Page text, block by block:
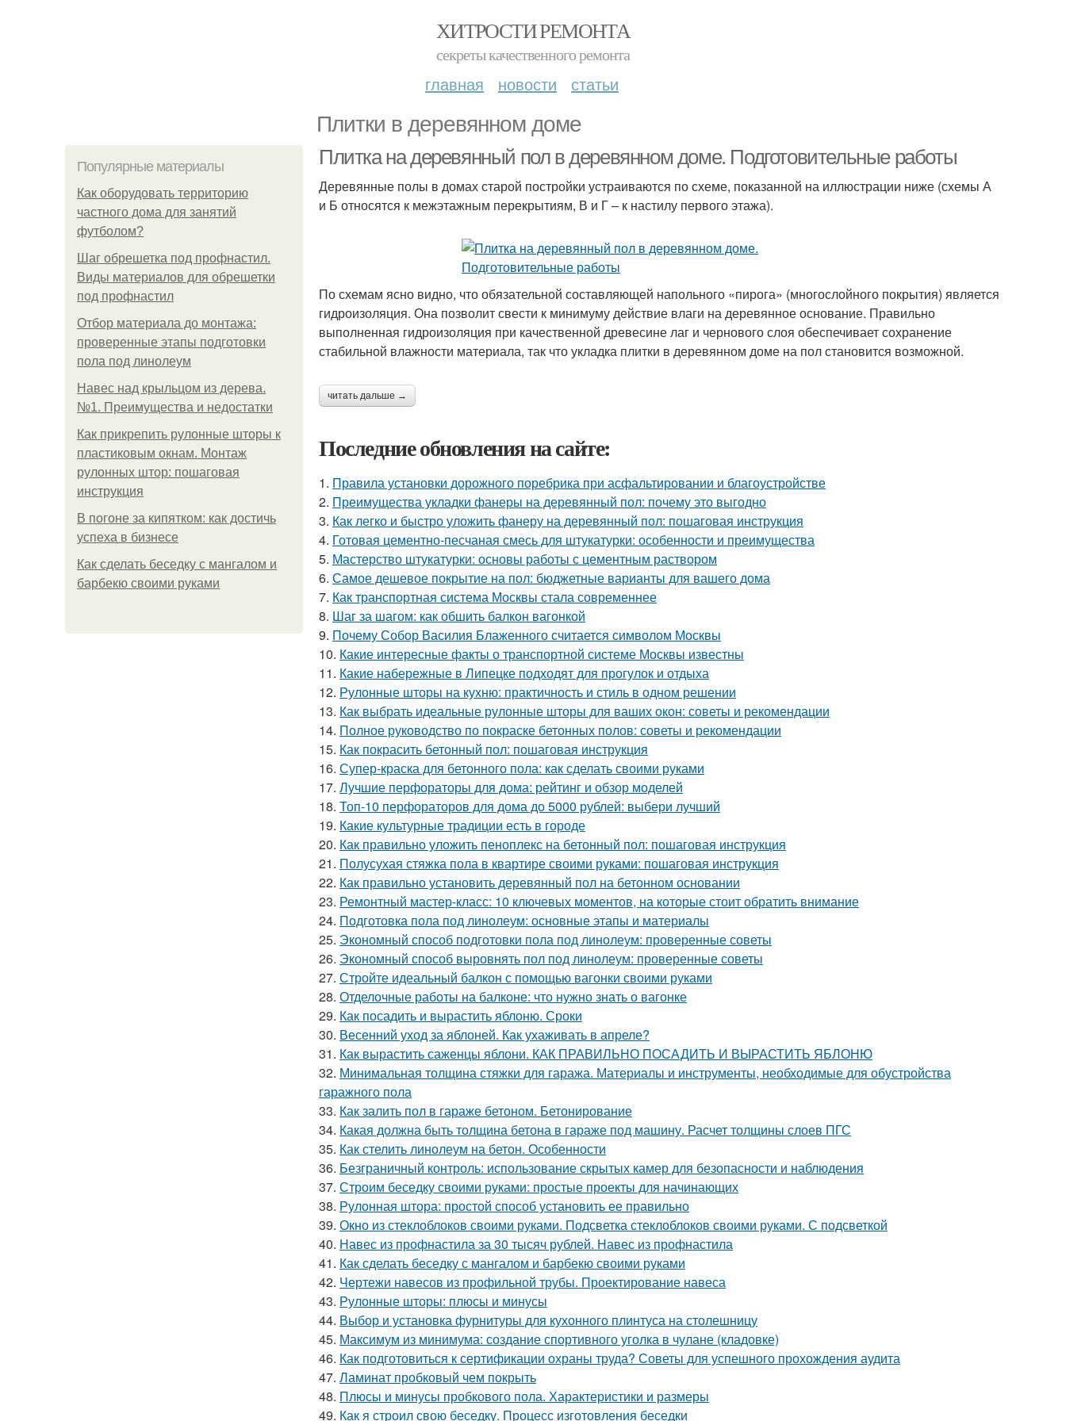
ХИТРОСТИ РЕМОНТА
секреты качественного ремонта
главная новости статьи
Плитки в деревянном доме
Популярные материалы
Как оборудовать территорию
частного дома для занятий
футболом?
Шаг обрешетка под профнастил.
Виды материалов для обрешетки
под профнастил
Отбор материала до монтажа:
проверенные этапы подготовки
пола под линолеум
Навес над крыльцом из дерева.
№1. Преимущества и недостатки
Как прикрепить рулонные шторы к
пластиковым окнам. Монтаж
рулонных штор: пошаговая
инструкция
В погоне за кипятком: как достичь
успеха в бизнесе
Как сделать беседку с мангалом и
барбекю своими руками
Плитка на деревянный пол в деревянном доме. Подготовительные работы
Деревянные полы в домах старой постройки устраиваются по схеме, показанной на иллюстрации ниже (схемы А
и Б относятся к межэтажным перекрытиям, В и Г – к настилу первого этажа).
По схемам ясно видно, что обязательной составляющей напольного «пирога» (многослойного покрытия) является
гидроизоляция. Она позволит свести к минимуму действие влаги на деревянное основание. Правильно
выполненная гидроизоляция при качественной древесине лаг и чернового слоя обеспечивает сохранение
стабильной влажности материала, так что укладка плитки в деревянном доме на пол становится возможной.
читать дальше →
Последние обновления на сайте:
1. Правила установки дорожного поребрика при асфальтировании и благоустройстве
2. Преимущества укладки фанеры на деревянный пол: почему это выгодно
3. Как легко и быстро уложить фанеру на деревянный пол: пошаговая инструкция
4. Готовая цементно-песчаная смесь для штукатурки: особенности и преимущества
5. Мастерство штукатурки: основы работы с цементным раствором
6. Самое дешевое покрытие на пол: бюджетные варианты для вашего дома
7. Как транспортная система Москвы стала современнее
8. Шаг за шагом: как обшить балкон вагонкой
9. Почему Собор Василия Блаженного считается символом Москвы
10. Какие интересные факты о транспортной системе Москвы известны
11. Какие набережные в Липецке подходят для прогулок и отдыха
12. Рулонные шторы на кухню: практичность и стиль в одном решении
13. Как выбрать идеальные рулонные шторы для ваших окон: советы и рекомендации
14. Полное руководство по покраске бетонных полов: советы и рекомендации
15. Как покрасить бетонный пол: пошаговая инструкция
16. Супер-краска для бетонного пола: как сделать своими руками
17. Лучшие перфораторы для дома: рейтинг и обзор моделей
18. Топ-10 перфораторов для дома до 5000 рублей: выбери лучший
19. Какие культурные традиции есть в городе
20. Как правильно уложить пеноплекс на бетонный пол: пошаговая инструкция
21. Полусухая стяжка пола в квартире своими руками: пошаговая инструкция
22. Как правильно установить деревянный пол на бетонном основании
23. Ремонтный мастер-класс: 10 ключевых моментов, на которые стоит обратить внимание
24. Подготовка пола под линолеум: основные этапы и материалы
25. Экономный способ подготовки пола под линолеум: проверенные советы
26. Экономный способ выровнять пол под линолеум: проверенные советы
27. Стройте идеальный балкон с помощью вагонки своими руками
28. Отделочные работы на балконе: что нужно знать о вагонке
29. Как посадить и вырастить яблоню. Сроки
30. Весенний уход за яблоней. Как ухаживать в апреле?
31. Как вырастить саженцы яблони. КАК ПРАВИЛЬНО ПОСАДИТЬ И ВЫРАСТИТЬ ЯБЛОНЮ
32. Минимальная толщина стяжки для гаража. Материалы и инструменты, необходимые для обустройства
гаражного пола
33. Как залить пол в гараже бетоном. Бетонирование
34. Какая должна быть толщина бетона в гараже под машину. Расчет толщины слоев ПГС
35. Как стелить линолеум на бетон. Особенности
36. Безграничный контроль: использование скрытых камер для безопасности и наблюдения
37. Строим беседку своими руками: простые проекты для начинающих
38. Рулонная штора: простой способ установить ее правильно
39. Окно из стеклоблоков своими руками. Подсветка стеклоблоков своими руками. С подсветкой
40. Навес из профнастила за 30 тысяч рублей. Навес из профнастила
41. Как сделать беседку с мангалом и барбекю своими руками
42. Чертежи навесов из профильной трубы. Проектирование навеса
43. Рулонные шторы: плюсы и минусы
44. Выбор и установка фурнитуры для кухонного плинтуса на столешницу
45. Максимум из минимума: создание спортивного уголка в чулане (кладовке)
46. Как подготовиться к сертификации охраны труда? Советы для успешного прохождения аудита
47. Ламинат пробковый чем покрыть
48. Плюсы и минусы пробкового пола. Характеристики и размеры
49. Как я строил свою беседку. Процесс изготовления беседки